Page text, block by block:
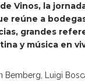
Vinos, la
reúne a
grandes
y música en
Bemberg, Luigi